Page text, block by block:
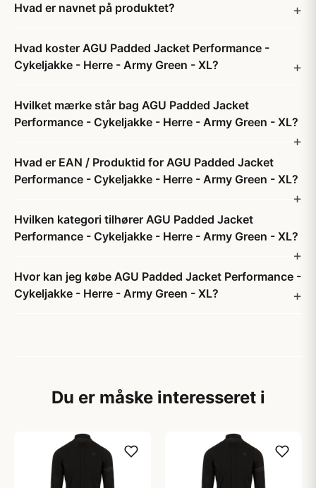
Hvad er navnet på produktet?
Hvad koster AGU Padded Jacket Performance -
Cykeljakke - Herre - Army Green - XL?
Hvilket mærke står bag AGU Padded Jacket
Performance - Cykeljakke - Herre - Army Green - XL?
Hvad er EAN / Produktid for AGU Padded Jacket
Performance - Cykeljakke - Herre - Army Green - XL?
Hvilken kategori tilhører AGU Padded Jacket
Performance - Cykeljakke - Herre - Army Green - XL?
Hvor kan jeg købe AGU Padded Jacket Performance -
Cykeljakke - Herre - Army Green - XL?
Du er måske interesseret i